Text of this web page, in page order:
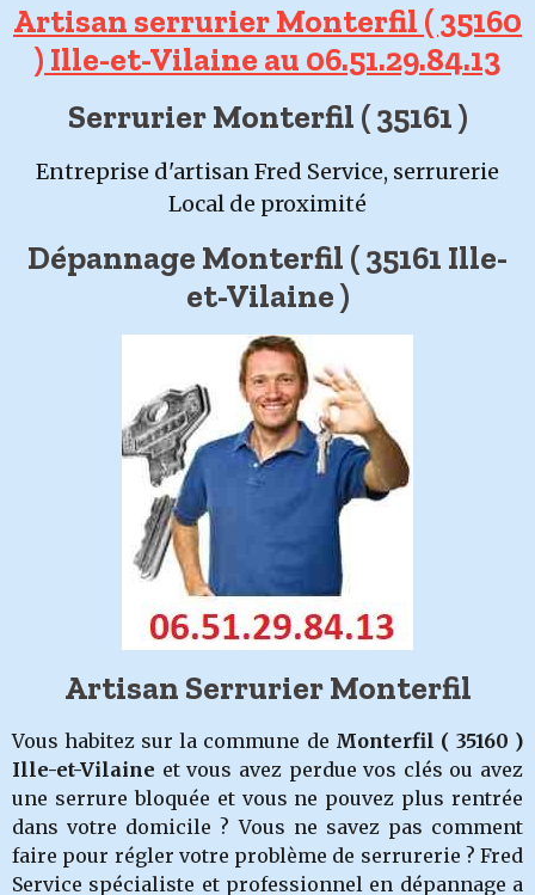
Artisan serrurier Monterfil ( 35160
) Ille-et-Vilaine au 06.51.29.84.13
Serrurier Monterfil ( 35161 )
Entreprise d'artisan Fred Service, serrurerie
Local de proximité
Dépannage Monterfil ( 35161 Ille-
et-Vilaine )
Artisan Serrurier Monterfil
Vous habitez sur la commune de Monterfil ( 35160 )
Ille-et-Vilaine et vous avez perdue vos clés ou avez
une serrure bloquée et vous ne pouvez plus rentrée
dans votre domicile ? Vous ne savez pas comment
faire pour régler votre problème de serrurerie ? Fred
Service spécialiste et professionnel en dépannage a